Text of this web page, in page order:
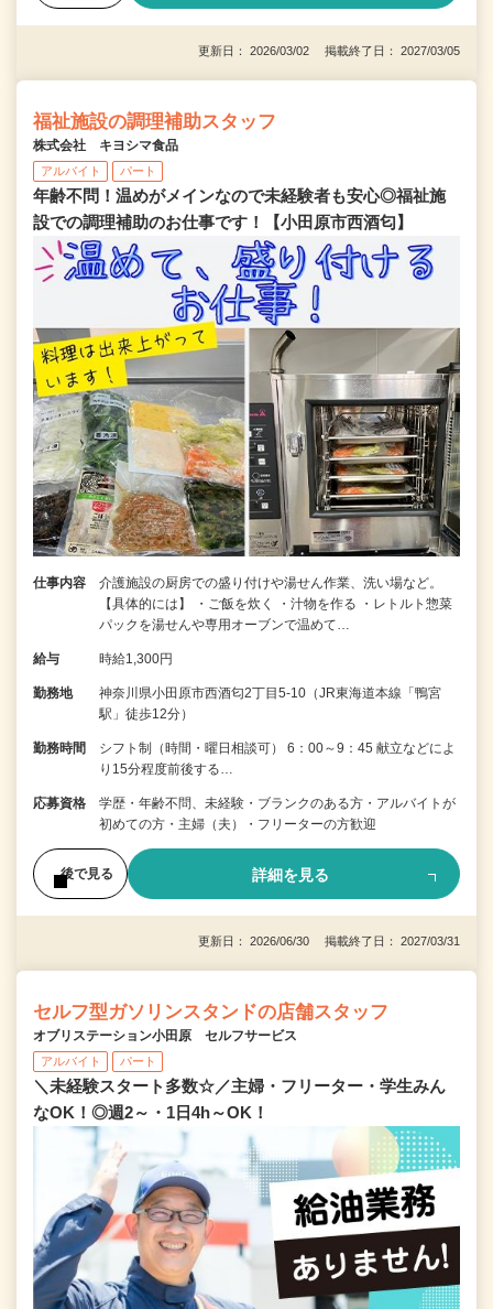
更新日： 2026/03/02 掲載終了日： 2027/03/05
福祉施設の調理補助スタッフ
株式会社 キヨシマ食品
アルバイト パート
年齢不問！温めがメインなので未経験者も安心◎福祉施
設での調理補助のお仕事です！【小田原市西酒匂】
仕事内容
介護施設の厨房での盛り付けや湯せん作業、洗い場など。
【具体的には】 ・ご飯を炊く ・汁物を作る ・レトルト惣菜
パックを湯せんや専用オーブンで温めて…
給与 時給1,300円
勤務地
神奈川県小田原市西酒匂2丁目5-10（JR東海道本線「鴨宮
駅」徒歩12分）
勤務時間
シフト制（時間・曜日相談可） 6：00～9：45 献立などによ
り15分程度前後する…
応募資格
学歴・年齢不問、未経験・ブランクのある方・アルバイトが
初めての方・主婦（夫）・フリーターの方歓迎
後で見る 詳細を見る
更新日： 2026/06/30 掲載終了日： 2027/03/31
セルフ型ガソリンスタンドの店舗スタッフ
オブリステーション小田原 セルフサービス
アルバイト パート
＼未経験スタート多数☆／主婦・フリーター・学生みん
なOK！◎週2～・1日4h～OK！